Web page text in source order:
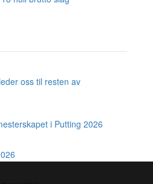
oss til resten av
i Putting 2026